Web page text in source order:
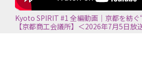
Kyoto SPIRIT #1 全編動画｜京都を紡ぐ
【京都商工会議所】＜2026年7月5日放